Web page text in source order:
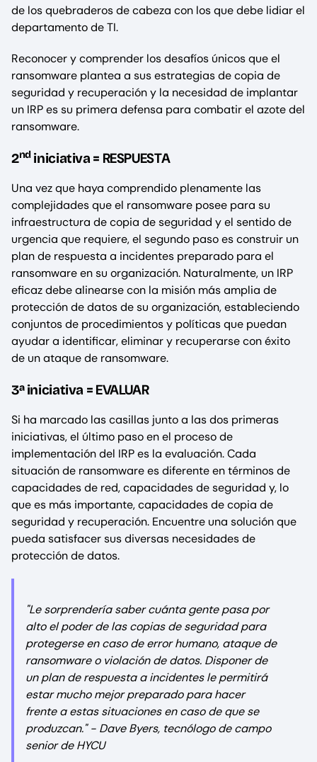
de los quebraderos de cabeza con los que debe lidiar el
departamento de TI.
Reconocer y comprender los desafíos únicos que el
ransomware plantea a sus estrategias de copia de
seguridad y recuperación y la necesidad de implantar
un IRP es su primera defensa para combatir el azote del
ransomware.
2ndiniciativa = RESPUESTA
Una vez que haya comprendido plenamente las
complejidades que el ransomware posee para su
infraestructura de copia de seguridad y el sentido de
urgencia que requiere, el segundo paso es construir un
plan de respuesta a incidentes preparado para el
ransomware en su organización. Naturalmente, un IRP
eficaz debe alinearse con la misión más amplia de
protección de datos de su organización, estableciendo
conjuntos de procedimientos y políticas que puedan
ayudar a identificar, eliminar y recuperarse con éxito
de un ataque de ransomware.
3ª iniciativa = EVALUAR
Si ha marcado las casillas junto a las dos primeras
iniciativas, el último paso en el proceso de
implementación del IRP es la evaluación. Cada
situación de ransomware es diferente en términos de
capacidades de red, capacidades de seguridad y, lo
que es más importante, capacidades de copia de
seguridad y recuperación. Encuentre una solución que
pueda satisfacer sus diversas necesidades de
protección de datos.
"Le sorprendería saber cuánta gente pasa por
alto el poder de las copias de seguridad para
protegerse en caso de error humano, ataque de
ransomware o violación de datos. Disponer de
un plan de respuesta a incidentes le permitirá
estar mucho mejor preparado para hacer
frente a estas situaciones en caso de que se
produzcan." - Dave Byers, tecnólogo de campo
senior de HYCU